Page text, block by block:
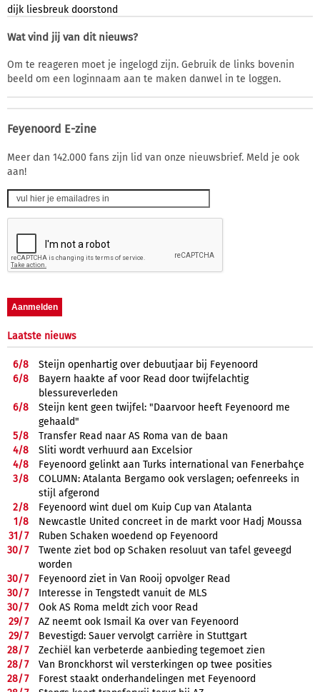
dijk liesbreuk doorstond
Wat vind jij van dit nieuws?
Om te reageren moet je ingelogd zijn. Gebruik de links bovenin
beeld om een loginnaam aan te maken danwel in te loggen.
Feyenoord E-zine
Meer dan 142.000 fans zijn lid van onze nieuwsbrief. Meld je ook
aan!
Laatste nieuws
6/8
Steijn openhartig over debuutjaar bij Feyenoord
6/8
Bayern haakte af voor Read door twijfelachtig
blessureverleden
6/8
Steijn kent geen twijfel: "Daarvoor heeft Feyenoord me
gehaald"
5/8
Transfer Read naar AS Roma van de baan
4/8
Sliti wordt verhuurd aan Excelsior
4/8
Feyenoord gelinkt aan Turks international van Fenerbahçe
3/8
COLUMN: Atalanta Bergamo ook verslagen; oefenreeks in
stijl afgerond
2/8
Feyenoord wint duel om Kuip Cup van Atalanta
1/8
Newcastle United concreet in de markt voor Hadj Moussa
31/7
Ruben Schaken woedend op Feyenoord
30/7
Twente ziet bod op Schaken resoluut van tafel geveegd
worden
30/7
Feyenoord ziet in Van Rooij opvolger Read
30/7
Interesse in Tengstedt vanuit de MLS
30/7
Ook AS Roma meldt zich voor Read
29/7
AZ neemt ook Ismail Ka over van Feyenoord
29/7
Bevestigd: Sauer vervolgt carrière in Stuttgart
28/7
Zechiël kan verbeterde aanbieding tegemoet zien
28/7
Van Bronckhorst wil versterkingen op twee posities
28/7
Forest staakt onderhandelingen met Feyenoord